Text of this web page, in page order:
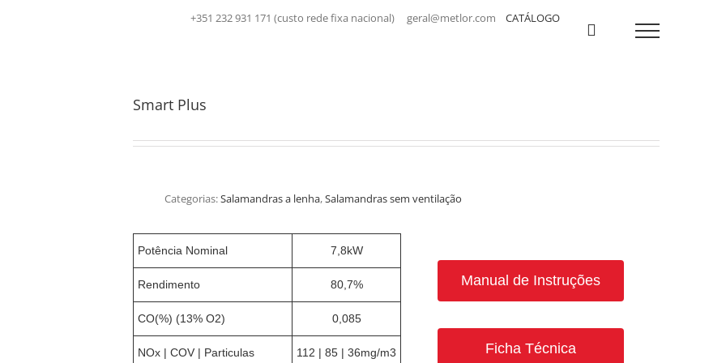
+351 232 931 171 (custo rede fixa nacional) geral@metlor.com CATÁLOGO
Smart Plus
Potência Nominal 7,8kW
Rendimento 80,7%
CO(%) (13% O2) 0,085
NOx | COV | Particulas 112 | 85 | 36mg/m3
Manual de Instruções
Ficha Técnica
Categorias:Salamandras a lenha,Salamandras sem ventilação